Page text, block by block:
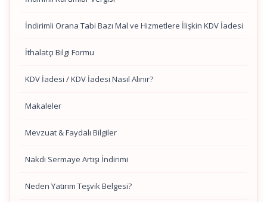
İndirimli Orana Tabi Bazı Mal ve Hizmetlere İlişkin KDV İadesi
İthalatçı Bilgi Formu
KDV İadesi / KDV İadesi Nasıl Alınır?
Makaleler
Mevzuat & Faydalı Bilgiler
Nakdi Sermaye Artışı İndirimi
Neden Yatırım Teşvik Belgesi?